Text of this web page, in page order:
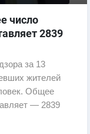
число
2839
за 13
жителей
Общее
— 2839